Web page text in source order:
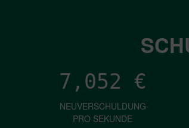
7,052 €
NEUVERSCHULDUNG
PRO SEKUNDE